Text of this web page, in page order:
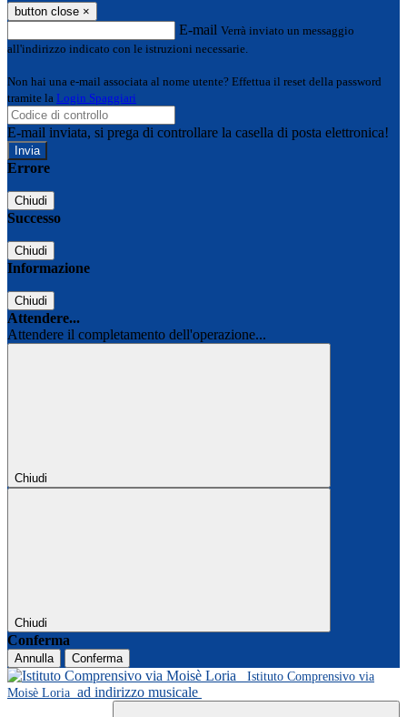
button close ×
E-mail Verrà inviato un messaggio
all'indirizzo indicato con le istruzioni necessarie.
Non hai una e-mail associata al nome utente? Effettua il reset della password
tramite la Login Spaggiari
E-mail inviata, si prega di controllare la casella di posta elettronica!
Errore
Chiudi
Successo
Chiudi
Informazione
Chiudi
Attendere...
Attendere il completamento dell'operazione...
Chiudi
Chiudi
Conferma
Annulla
Conferma
Istituto Comprensivo via
Moisè Loria ad indirizzo musicale